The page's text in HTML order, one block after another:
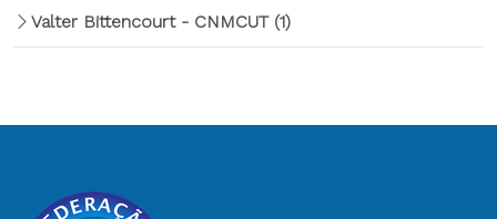
Valter Bittencourt - CNMCUT (1)